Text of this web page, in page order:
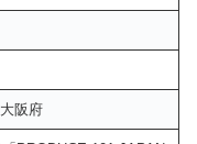
阪府